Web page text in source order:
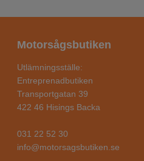
Motorsågsbutiken
Utlämningsställe:
Entreprenadbutiken
Transportgatan 39
422 46 Hisings Backa
031 22 52 30
info@motorsagsbutiken.se